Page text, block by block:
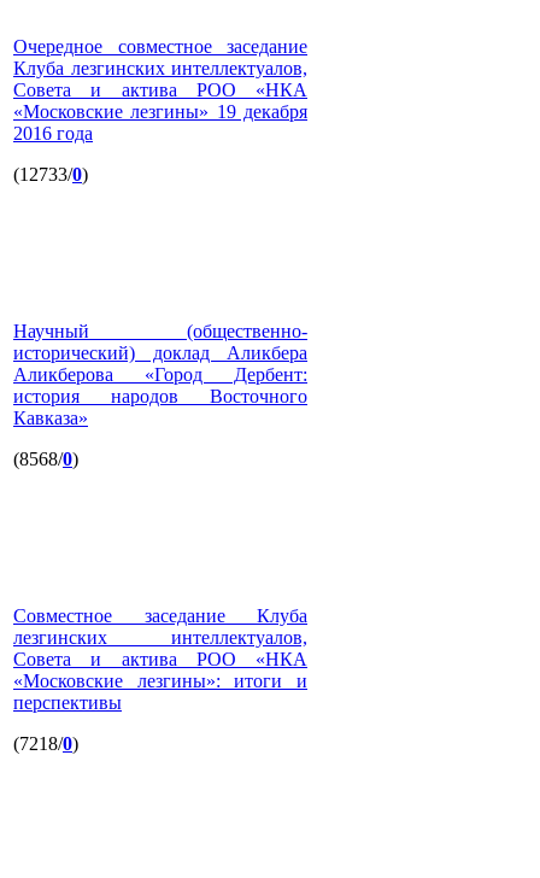
Очередное совместное заседание
Клуба лезгинских интеллектуалов,
Совета и актива РОО «НКА
«Московские лезгины» 19 декабря
2016 года
(12733/0)
Научный (общественно-
исторический) доклад Аликбера
Аликберова «Город Дербент:
история народов Восточного
Кавказа»
(8568/0)
Совместное заседание Клуба
лезгинских интеллектуалов,
Совета и актива РОО «НКА
«Московские лезгины»: итоги и
перспективы
(7218/0)